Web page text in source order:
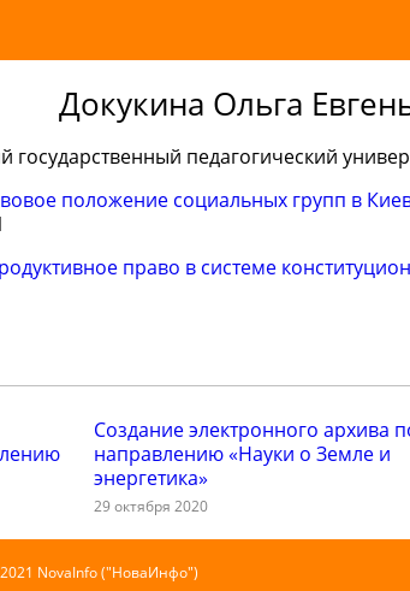
Докукина Ольга
государственный педагогический
положение социальных групп в
право в системе
Создание электронного архива
направлению «Науки о Земле и
энергетика»
29 октября 2020
NovaInfo ("НоваИнфо")